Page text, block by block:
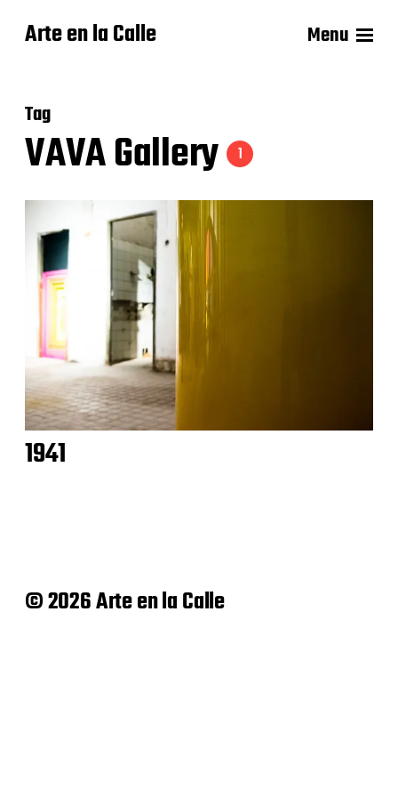
Arte en la Calle Menu
Tag
VAVA Gallery 1
1941
© 2026 Arte en la Calle